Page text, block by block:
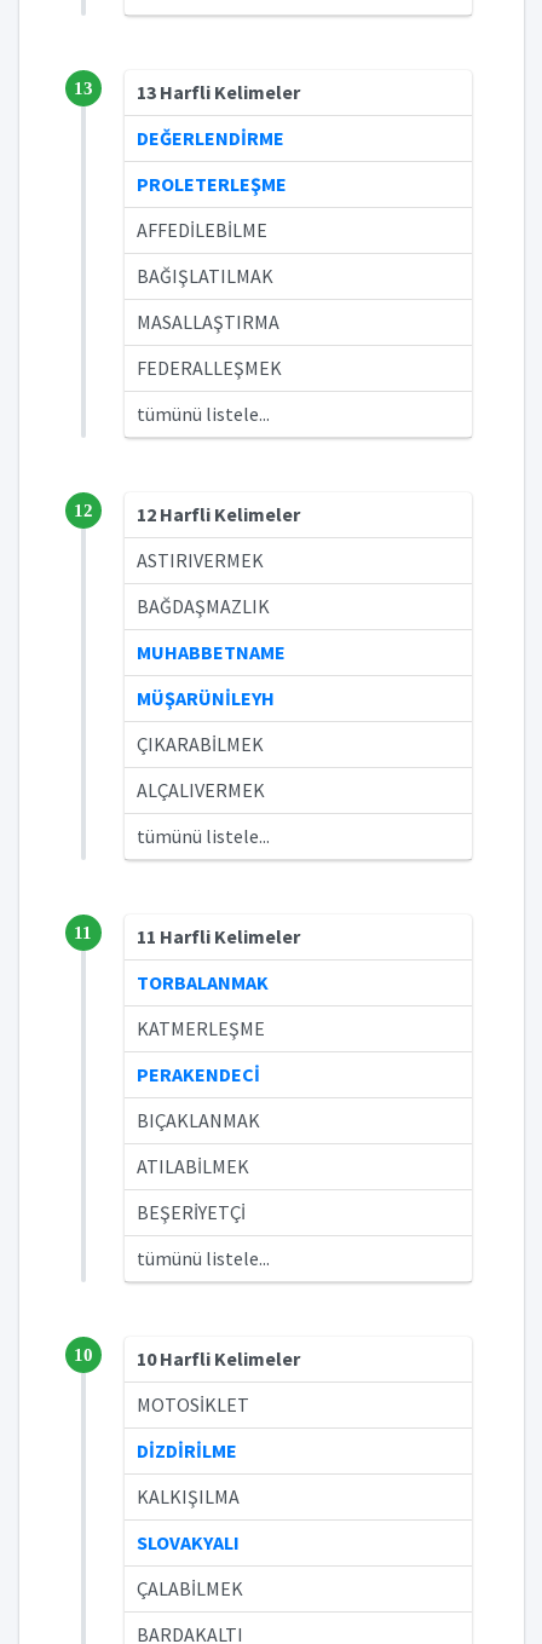
13
13 Harfli Kelimeler
DEĞERLENDİRME
PROLETERLEŞME
AFFEDİLEBİLME
BAĞIŞLATILMAK
MASALLAŞTIRMA
FEDERALLEŞMEK
tümünü listele...
12
12 Harfli Kelimeler
ASTIRIVERMEK
BAĞDAŞMAZLIK
MUHABBETNAME
MÜŞARÜNİLEYH
ÇIKARABİLMEK
ALÇALIVERMEK
tümünü listele...
11
11 Harfli Kelimeler
TORBALANMAK
KATMERLEŞME
PERAKENDECİ
BIÇAKLANMAK
ATILABİLMEK
BEŞERİYETÇİ
tümünü listele...
10
10 Harfli Kelimeler
MOTOSİKLET
DİZDİRİLME
KALKIŞILMA
SLOVAKYALI
ÇALABİLMEK
BARDAKALTI